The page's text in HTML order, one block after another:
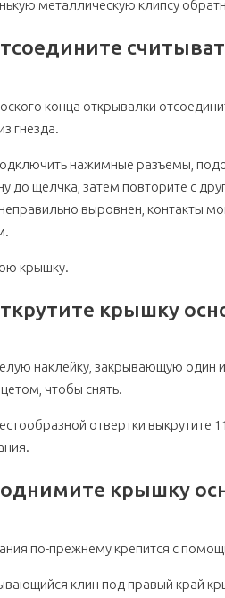
металлическую клипсу
конца открывалки
гнезда.
нажимные разъемы,
до щелчка, затем повторите с
выровнен, контакты
крышку.
крышку
наклейку, закрывающую один
чтобы снять.
отвертки выкрутите
крышку
по-прежнему крепится с
клин под правый край